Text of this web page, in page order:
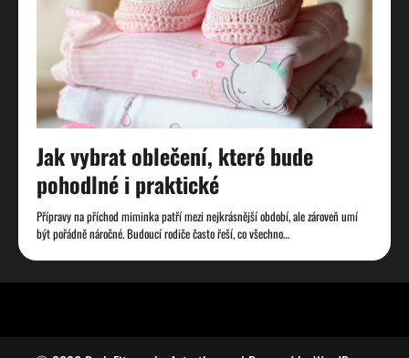
Jak vybrat oblečení, které bude
pohodlné i praktické
Přípravy na příchod miminka patří mezi nejkrásnější období, ale zároveň umí
být pořádně náročné. Budoucí rodiče často řeší, co všechno…